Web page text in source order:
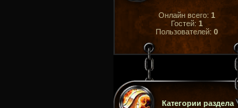
Онлайн всего: 1
Гостей: 1
Пользователей: 0
Категории раздела